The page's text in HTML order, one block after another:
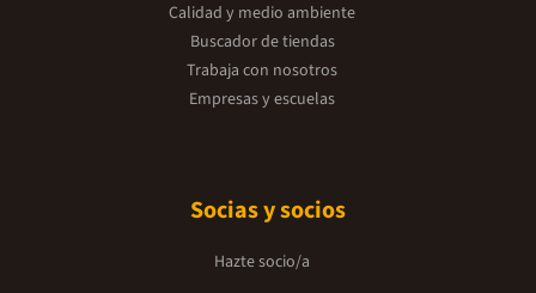
Calidad y medio ambiente
Buscador de tiendas
Trabaja con nosotros
Empresas y escuelas
Socias y socios
Hazte socio/a